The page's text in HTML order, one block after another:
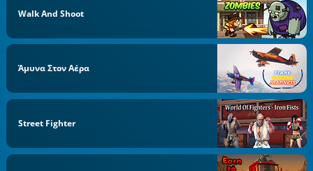
Walk And Shoot
Άμυνα Στον Αέρα
Street Fighter